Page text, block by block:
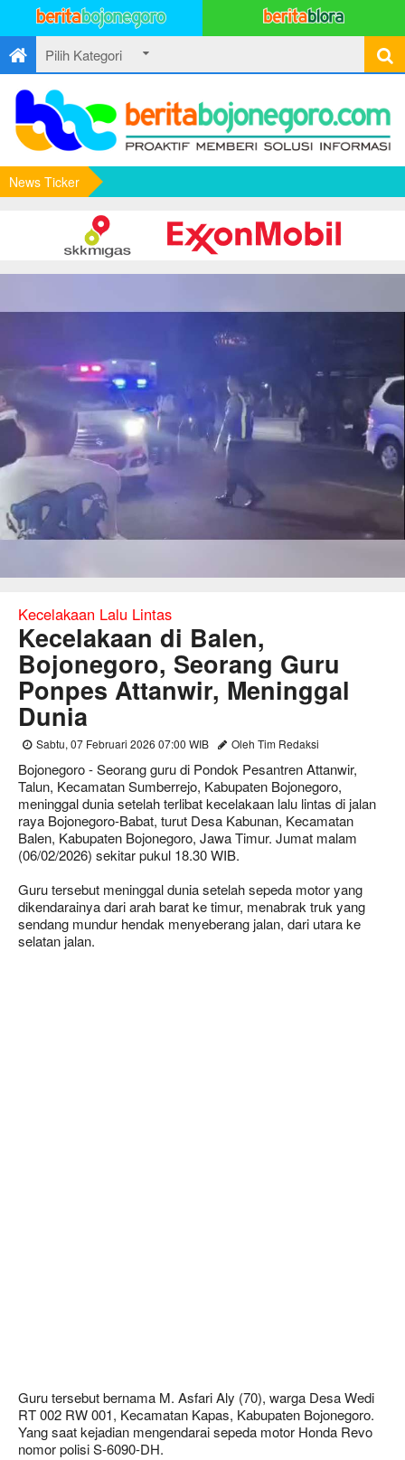
News Ticker
Kecelakaan Lalu Lintas
Kecelakaan di Balen,
Bojonegoro, Seorang Guru
Ponpes Attanwir, Meninggal
Dunia
Sabtu, 07 Februari 2026 07:00 WIB Oleh Tim Redaksi
Bojonegoro - Seorang guru di Pondok Pesantren Attanwir,
Talun, Kecamatan Sumberrejo, Kabupaten Bojonegoro,
meninggal dunia setelah terlibat kecelakaan lalu lintas di jalan
raya Bojonegoro-Babat, turut Desa Kabunan, Kecamatan
Balen, Kabupaten Bojonegoro, Jawa Timur. Jumat malam
(06/02/2026) sekitar pukul 18.30 WIB.
Guru tersebut meninggal dunia setelah sepeda motor yang
dikendarainya dari arah barat ke timur, menabrak truk yang
sendang mundur hendak menyeberang jalan, dari utara ke
selatan jalan.
Guru tersebut bernama M. Asfari Aly (70), warga Desa Wedi
RT 002 RW 001, Kecamatan Kapas, Kabupaten Bojonegoro.
Yang saat kejadian mengendarai sepeda motor Honda Revo
nomor polisi S-6090-DH.